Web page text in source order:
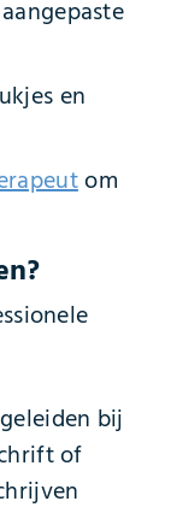
en
om
bij
of